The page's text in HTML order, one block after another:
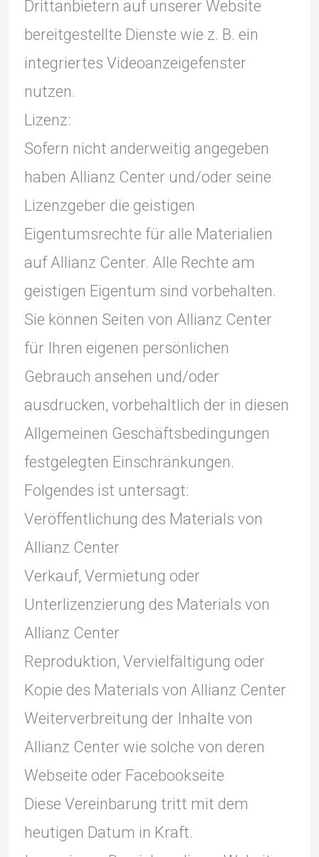
Drittanbietern auf unserer Website
bereitgestellte Dienste wie z. B. ein
integriertes Videoanzeigefenster
nutzen.
Lizenz:
Sofern nicht anderweitig angegeben
haben Allianz Center und/oder seine
Lizenzgeber die geistigen
Eigentumsrechte für alle Materialien
auf Allianz Center. Alle Rechte am
geistigen Eigentum sind vorbehalten.
Sie können Seiten von Allianz Center
für Ihren eigenen persönlichen
Gebrauch ansehen und/oder
ausdrucken, vorbehaltlich der in diesen
Allgemeinen Geschäftsbedingungen
festgelegten Einschränkungen.
Folgendes ist untersagt:
Veröffentlichung des Materials von
Allianz Center
Verkauf, Vermietung oder
Unterlizenzierung des Materials von
Allianz Center
Reproduktion, Vervielfältigung oder
Kopie des Materials von Allianz Center
Weiterverbreitung der Inhalte von
Allianz Center wie solche von deren
Webseite oder Facebookseite
Diese Vereinbarung tritt mit dem
heutigen Datum in Kraft.